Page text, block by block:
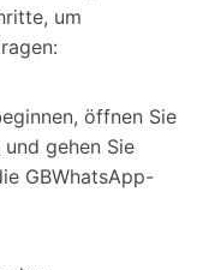
um
öffnen Sie
gehen Sie
GBWhatsApp-